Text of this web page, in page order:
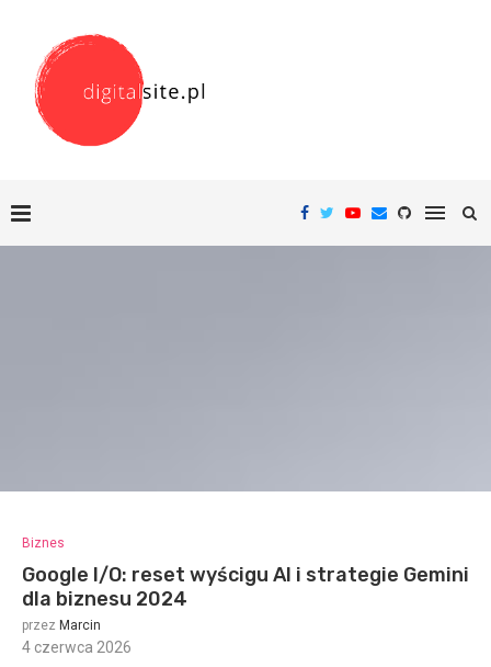
Biznes
Google I/O: reset wyścigu AI i strategie Gemini
dla biznesu 2024
przez Marcin
4 czerwca 2026